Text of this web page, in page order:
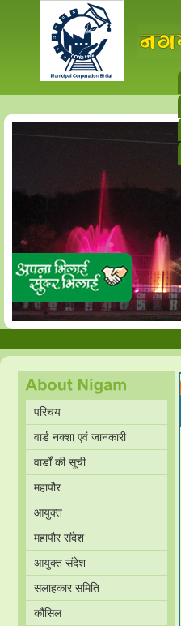
परिचय
वार्ड नक्शा एवं जानकारी
वार्डों की सूची
महापौर
आयुक्त
महापौर संदेश
आयुक्त संदेश
सलाहकार समिति
कौंसिल